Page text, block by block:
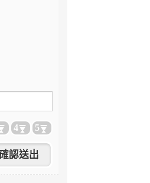
4 5